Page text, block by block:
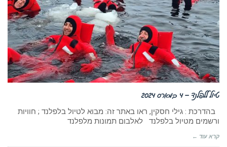
טיול ללפלנד – 4 במארס 2024
בהדרכת : גילי חסקין, ראו באתר זה: מבוא לטיול בלפלנד ; חוויות
ורשמים מטיול בלפלנד לאלבום תמונות מלפלנד
קרא עוד ←